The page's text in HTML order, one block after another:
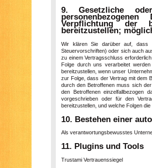
9. Gesetzliche
Verpflichtung der
bereitzustellen;
Wir klären Sie darüber auf, dass
Steuervorschriften) oder sich auch
zu einem Vertragsschluss
Folge durch uns verarbeitet
bereitzustellen, wenn unser
zur Folge, dass der Vertrag mit dem
durch den Betroffenen muss sich
den Betroffenen einzelfallbezogen
vorgeschrieben oder für den
bereitzustellen, und welche Folgen
10. Bestehen einer
Als verantwortungsbewusstes
11. Plugins und Tools
Trustami Vertrauenssiegel